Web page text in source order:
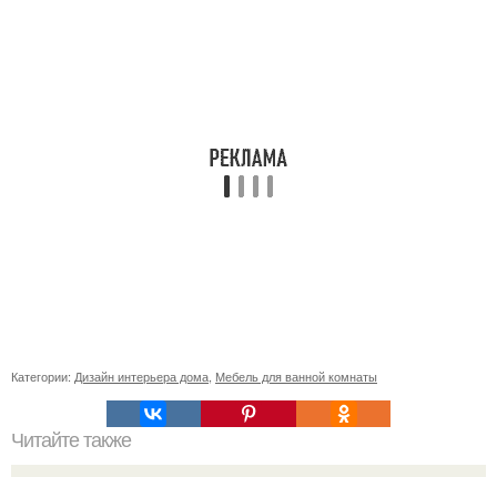
Категории: Дизайн интерьера дома Мебель для ванной комнаты
Читайте также